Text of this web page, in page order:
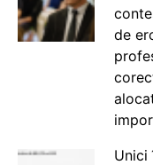
de
Unici